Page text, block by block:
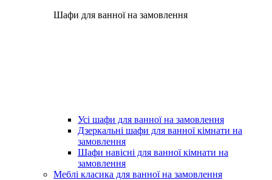
Шафи для ванної на замовлення
Усі шафи для ванної на замовлення
Дзеркальні шафи для ванної кімнати на
замовлення
Шафи навісні для ванної кімнати на
замовлення
Меблі класика для ванної на замовлення